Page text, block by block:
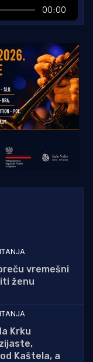
vremešni
ženu
Krku
Kaštela, a